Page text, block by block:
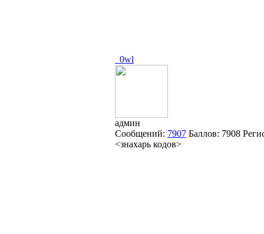
_0wl
админ
Сообщений: 7907 Баллов: 7908
<знахарь кодов>